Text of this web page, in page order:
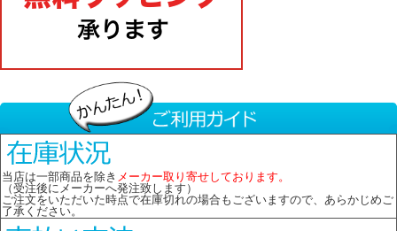
当店は一部商品を除き メーカー取り寄せしております。
（受注後にメーカーへ発注致します）
ご注文をいただいた時点で在庫切れの場合もございますので、あらかじめご
了承ください。